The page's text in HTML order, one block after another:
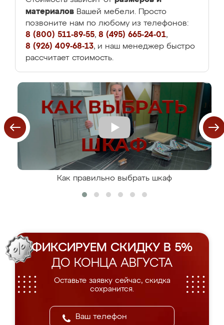
материалов Вашей мебели. Просто
позвоните нам по любому из телефонов:
8 (800) 511-89-55, 8 (495) 665-24-01,
8 (926) 409-68-13, и наш менеджер быстро
рассчитает стоимость.
Как правильно выбрать шкаф
ФИКСИРУЕМ СКИДКУ В 5%
ДО КОНЦА АВГУСТА
Оставьте заявку сейчас, скидка
сохранится.